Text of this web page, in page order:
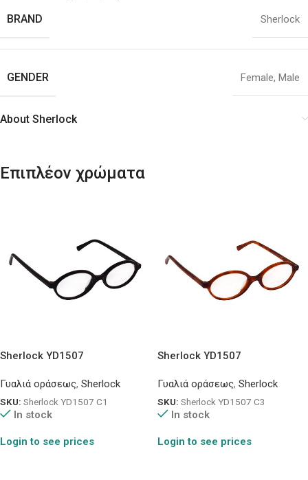
BRAND
Sherlock
GENDER Female, Male
About Sherlock
Επιπλέον χρώματα
Sherlock YD1507
Γυαλιά οράσεως, Sherlock
SKU: Sherlock YD1507 C1
In stock
Login to see prices
Sherlock YD1507
Γυαλιά οράσεως, Sherlock
SKU: Sherlock YD1507 C3
In stock
Login to see prices